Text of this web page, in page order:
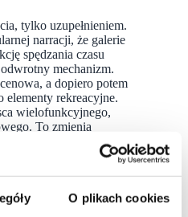
O plikach cookies
tylko uzupełnieniem.
narracji, że galerie
spędzania czasu
mechanizm.
a dopiero potem
elementy rekreacyjne.
wielofunkcyjnego,
To zmienia
z centrum rozrywki
aktywności konsumencko-